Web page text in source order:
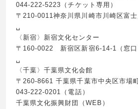
044-222-5223（チケット専用）
〒210-0011神奈川県川崎市川崎区富士
␣
〈新宿〉新宿文化センター
〒160-0022 新宿区新宿6-14-1（窓口
␣
〈千葉〉千葉県文化会館
〒260-8661 千葉県千葉市中央区市場
043-222-0201（電話）
千葉県文化振興財団（WEB）